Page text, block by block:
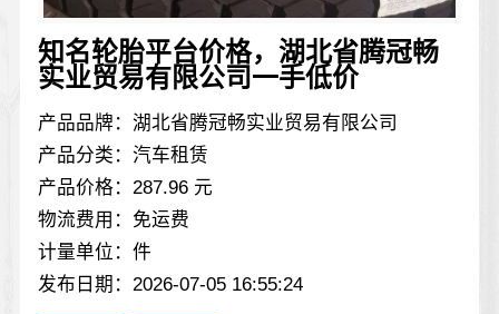
知名轮胎平台价格，湖北省腾冠畅
实业贸易有限公司一手低价
产品品牌：湖北省腾冠畅实业贸易有限公司
产品分类：汽车租赁
产品价格：287.96 元
物流费用：免运费
计量单位：件
发布日期：2026-07-05 16:55:24